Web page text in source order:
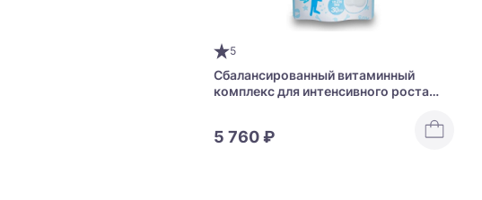
5
Сбалансированный витаминный
комплекс для интенсивного роста
5 760 ₽